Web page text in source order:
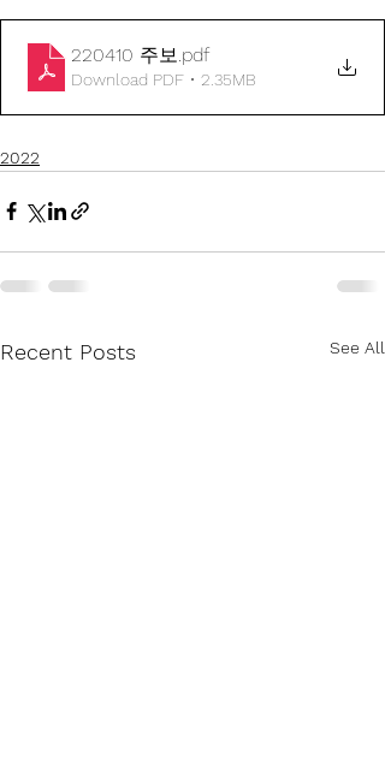
220410 주보.pdf
Download PDF • 2.35MB
2022
Recent Posts See All